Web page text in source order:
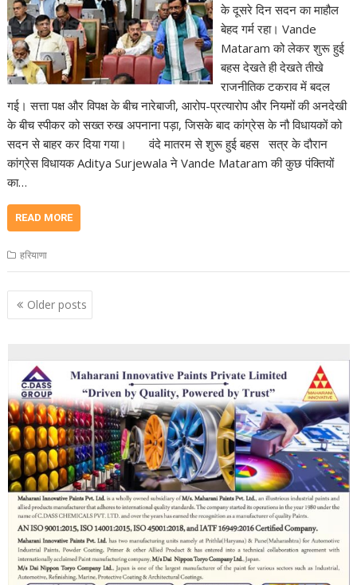
के दूसरे दिन सदन का माहौल
बेहद गर्म रहा। Vande
Mataram को लेकर शुरू हुई
बहस देखते ही देखते तीखे
राजनीतिक टकराव में बदल
गई। सत्ता पक्ष और विपक्ष के बीच नारेबाजी, आरोप-प्रत्यारोप और नियमों की अनदेखी
के बीच स्पीकर को सख्त रुख अपनाना पड़ा, जिसके बाद कांग्रेस के नौ विधायकों को
सदन से बाहर कर दिया गया। वंदे मातरम से शुरू हुई बहस सत्र के दौरान
कांग्रेस विधायक Aditya Surjewala ने Vande Mataram की कुछ पंक्तियों
का…
READ MORE
हरियाणा
Posts
navigation
Older posts